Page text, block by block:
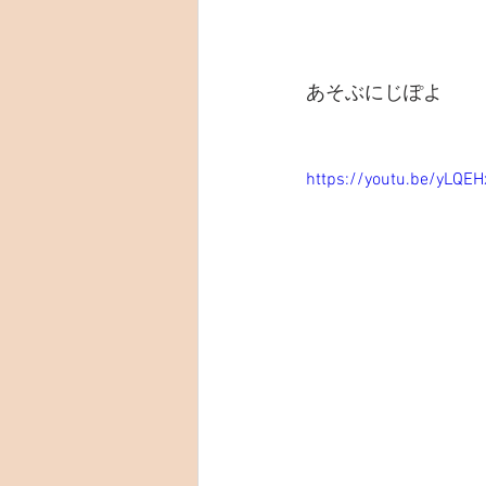
あそぶにじぽよ
https://youtu.be/